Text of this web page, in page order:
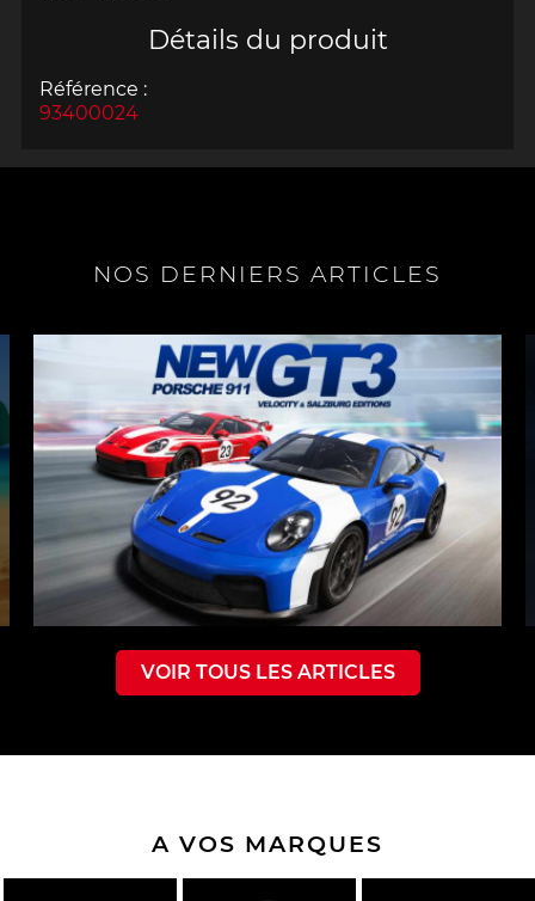
Détails du produit
Référence :
93400024
NOS DERNIERS ARTICLES
VOIR TOUS LES ARTICLES
A VOS MARQUES